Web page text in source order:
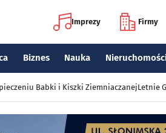
Imprezy Firmy
Biznes Nauka
Babki i Kiszki ZiemniaczanejLetnie